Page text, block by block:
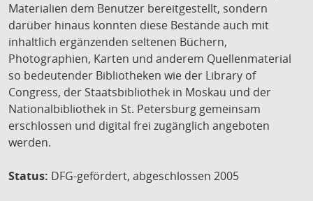
Materialien dem Benutzer bereitgestellt, sondern
darüber hinaus konnten diese Bestände auch mit
inhaltlich ergänzenden seltenen Büchern,
Photographien, Karten und anderem Quellenmaterial
so bedeutender Bibliotheken wie der Library of
Congress, der Staatsbibliothek in Moskau und der
Nationalbibliothek in St. Petersburg gemeinsam
erschlossen und digital frei zugänglich angeboten
werden.
Status: DFG-gefördert, abgeschlossen 2005